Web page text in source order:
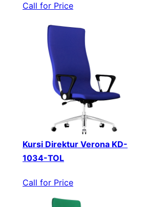
Call for Price
Kursi Direktur Verona KD-
1034-TOL
Call for Price